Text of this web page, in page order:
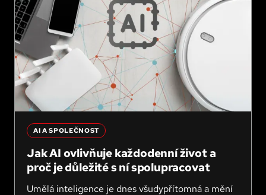
AI A SPOLEČNOST
Jak AI ovlivňuje každodenní život a
proč je důležité s ní spolupracovat
Umělá inteligence je dnes všudypřítomná a mění